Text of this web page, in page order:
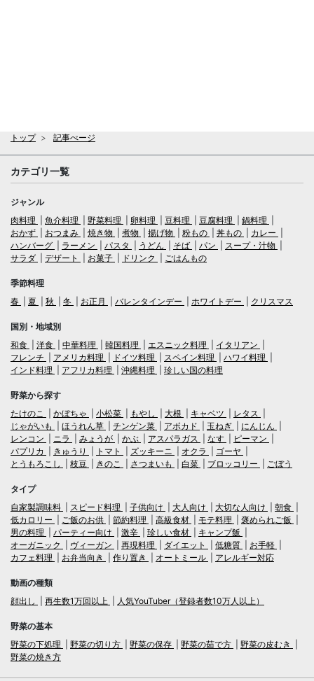
トップ 記事ぺージ
カテゴリ一覧
ジャンル
肉料理
魚介料理 野菜料理 卵料理 豆料理 豆腐料理
鍋料理
おかず
おつまみ 焼き物 煮物 揚げ物 粉もの 丼もの
カレー
ハンバーグ
ラーメン パスタ うどん そば パン
スープ・汁物
サラダ
デザート お菓子 ドリンク ごはんもの
季節料理
春
夏 秋 冬 お正月 バレンタインデー ホワイトデー クリスマス
国別・地域別
和食
洋食 中華料理 韓国料理 エスニック料理
イタリアン
フレンチ
アメリカ料理 ドイツ料理 スペイン料理
ハワイ料理
インド料理
アフリカ料理 沖縄料理 珍しい国の料理
野菜から探す
たけのこ
かぼちゃ 小松菜 もやし 大根 キャベツ
レタス
じゃがいも
ほうれん草 チンゲン菜 アボカド 玉ねぎ
にんじん
レンコン
ニラ みょうが かぶ アスパラガス なす
ピーマン
パプリカ
きゅうり トマト ズッキーニ オクラ
ゴーヤ
とうもろこし
枝豆 きのこ さつまいも 白菜 ブロッコリー ごぼう
タイプ
自家製調味料
スピード料理 子供向け 大人向け 大切な人向け
朝食
低カロリー
ご飯のお供 節約料理 高級食材 モテ料理
褒められご飯
男の料理
パーティー向け 激辛 珍しい食材
キャンプ飯
オーガニック
ヴィーガン 再現料理 ダイエット 低糖質
お手軽
カフェ料理
お弁当向き 作り置き オートミール アレルギー対応
動画の種類
顔出し
再生数1万回以上 人気YouTuber（登録者数10万人以上）
野菜の基本
野菜の下処理
野菜の切り方 野菜の保存 野菜の茹で方
野菜の皮むき
野菜の焼き方